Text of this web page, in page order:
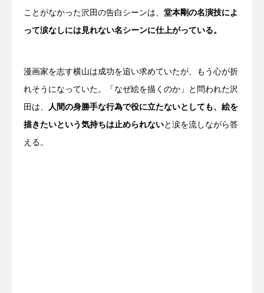
ことがなかった沢田の告白シーンは、 堂本剛の名演技によ
って涙なしには見れない名シーンに仕上がっている。
漫画家を志す横山は成功を追い求めていたが、もう心が折
れそうになっていた。「なぜ絵を描くのか」と問われた沢
田は、 人間の身勝手な行為で役に立たないとしても、絵を
描きたいという気持ちは止められないと涙を流しながら答
える。